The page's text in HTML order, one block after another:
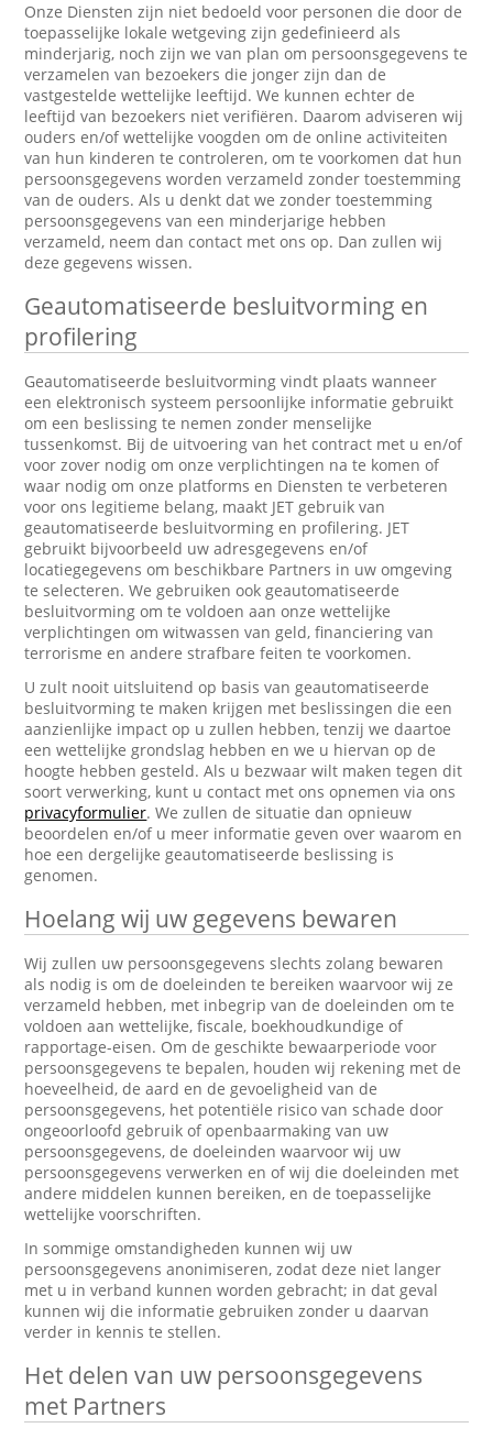
Onze Diensten zijn niet bedoeld voor personen die door de
toepasselijke lokale wetgeving zijn gedefinieerd als
minderjarig, noch zijn we van plan om persoonsgegevens te
verzamelen van bezoekers die jonger zijn dan de
vastgestelde wettelijke leeftijd. We kunnen echter de
leeftijd van bezoekers niet verifiëren. Daarom adviseren wij
ouders en/of wettelijke voogden om de online activiteiten
van hun kinderen te controleren, om te voorkomen dat hun
persoonsgegevens worden verzameld zonder toestemming
van de ouders. Als u denkt dat we zonder toestemming
persoonsgegevens van een minderjarige hebben
verzameld, neem dan contact met ons op. Dan zullen wij
deze gegevens wissen.
Geautomatiseerde besluitvorming en
profilering
Geautomatiseerde besluitvorming vindt plaats wanneer
een elektronisch systeem persoonlijke informatie gebruikt
om een beslissing te nemen zonder menselijke
tussenkomst. Bij de uitvoering van het contract met u en/of
voor zover nodig om onze verplichtingen na te komen of
waar nodig om onze platforms en Diensten te verbeteren
voor ons legitieme belang, maakt JET gebruik van
geautomatiseerde besluitvorming en profilering. JET
gebruikt bijvoorbeeld uw adresgegevens en/of
locatiegegevens om beschikbare Partners in uw omgeving
te selecteren. We gebruiken ook geautomatiseerde
besluitvorming om te voldoen aan onze wettelijke
verplichtingen om witwassen van geld, financiering van
terrorisme en andere strafbare feiten te voorkomen.
U zult nooit uitsluitend op basis van geautomatiseerde
besluitvorming te maken krijgen met beslissingen die een
aanzienlijke impact op u zullen hebben, tenzij we daartoe
een wettelijke grondslag hebben en we u hiervan op de
hoogte hebben gesteld. Als u bezwaar wilt maken tegen dit
soort verwerking, kunt u contact met ons opnemen via ons
privacyformulier. We zullen de situatie dan opnieuw
beoordelen en/of u meer informatie geven over waarom en
hoe een dergelijke geautomatiseerde beslissing is
genomen.
Hoelang wij uw gegevens bewaren
Wij zullen uw persoonsgegevens slechts zolang bewaren
als nodig is om de doeleinden te bereiken waarvoor wij ze
verzameld hebben, met inbegrip van de doeleinden om te
voldoen aan wettelijke, fiscale, boekhoudkundige of
rapportage-eisen. Om de geschikte bewaarperiode voor
persoonsgegevens te bepalen, houden wij rekening met de
hoeveelheid, de aard en de gevoeligheid van de
persoonsgegevens, het potentiële risico van schade door
ongeoorloofd gebruik of openbaarmaking van uw
persoonsgegevens, de doeleinden waarvoor wij uw
persoonsgegevens verwerken en of wij die doeleinden met
andere middelen kunnen bereiken, en de toepasselijke
wettelijke voorschriften.
In sommige omstandigheden kunnen wij uw
persoonsgegevens anonimiseren, zodat deze niet langer
met u in verband kunnen worden gebracht; in dat geval
kunnen wij die informatie gebruiken zonder u daarvan
verder in kennis te stellen.
Het delen van uw persoonsgegevens
met Partners